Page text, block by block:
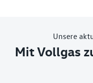
Unsere
Mit Vollgas